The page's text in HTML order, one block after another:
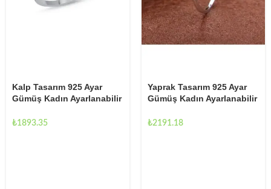
Kalp Tasarım 925 Ayar
Gümüş Kadın Ayarlanabilir
₺1893.35
Yaprak Tasarım 925 Ayar
Gümüş Kadın Ayarlanabilir
₺2191.18